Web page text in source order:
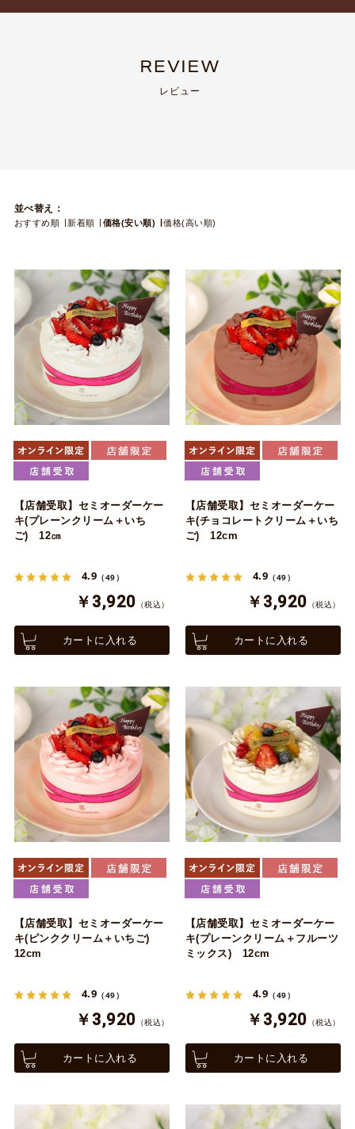
レビュー
並べ替え：
おすすめ順 新着順 価格(安い順) 価格(高い順)
【店舗受取】セミオーダーケー
キ(プレーンクリーム＋いち
ご) 12㎝
4.9 （49）
￥3,920 （税込）
カートに入れる
【店舗受取】セミオーダーケー
キ(チョコレートクリーム＋いち
ご) 12cm
4.9 （49）
￥3,920 （税込）
カートに入れる
【店舗受取】セミオーダーケー
キ(ピンククリーム＋いちご)
12cm
4.9 （49）
￥3,920 （税込）
カートに入れる
【店舗受取】セミオーダーケー
キ(プレーンクリーム＋フルーツ
ミックス) 12cm
4.9 （49）
￥3,920 （税込）
カートに入れる